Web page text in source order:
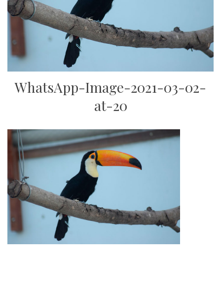
WhatsApp-Image-2021-03-02-
at-20